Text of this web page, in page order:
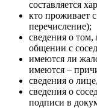
составляется
кто проживает
перечисление);
сведения о том,
общении с
имеются ли
имеются –
сведения о
сведения о
подписи в